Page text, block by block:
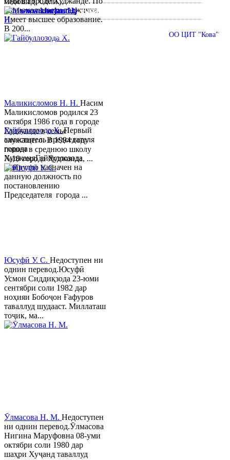
национальности таджичка.
Имеет высшее образование.
В 200...
Гайбуллозода Х.Первый
заместитель председателя
города
ХуджандГайбуллозода
Хайрулло назначен на
данную должность по
постановлению
Председателя города ...
Маликисломов Н. Н. Насим
Маликисломов родился 23
октября 1986 года в городе
Худжанде в семье
служащего. В 1994 году
пошел в среднюю школу
№18 города Худжанда, ...
Юсуфӣ У. C. Недоступен ни
однин перевод.Юсуфӣ
Усмон Сиддиқзода 23-юми
сентябри соли 1982 дар
ноҳияи Бобоҷон Ғафуров
таваллуд шудааст. Миллаташ
тоҷик, ма...
Ӯлмасова Н. М. Недоступен
ни однин перевод.Ӯлмасова
Нигина Маруфовна 08-уми
октябри соли 1980 дар
шаҳри Хуҷанд таваллуд
www.khujand.tj, e-mail:
© 2013-2018 Разработчик и техническая поддержка ОО ЦИТ "Кова"